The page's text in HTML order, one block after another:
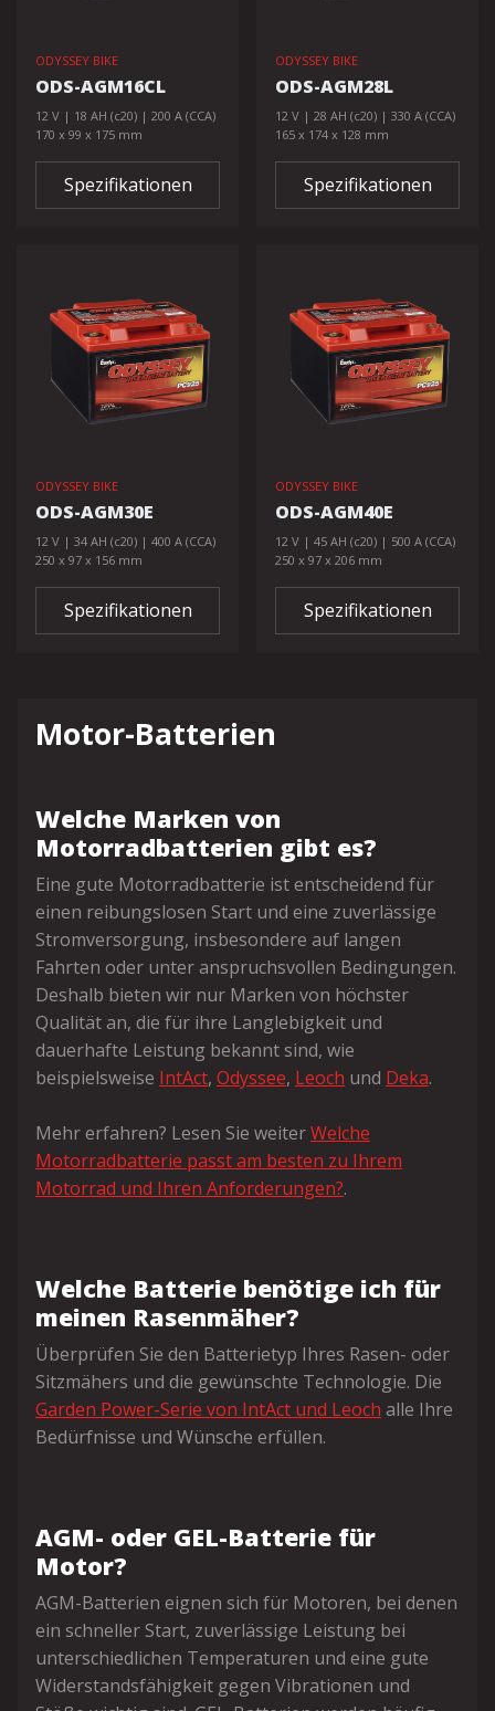
ODYSSEY BIKE
ODS-AGM16CL
12 V | 18 AH (c20) | 200 A (CCA)
170 x 99 x 175 mm
Spezifikationen
ODYSSEY BIKE
ODS-AGM28L
12 V | 28 AH (c20) | 330 A (CCA)
165 x 174 x 128 mm
Spezifikationen
ODYSSEY BIKE
ODS-AGM30E
12 V | 34 AH (c20) | 400 A (CCA)
250 x 97 x 156 mm
Spezifikationen
ODYSSEY BIKE
ODS-AGM40E
12 V | 45 AH (c20) | 500 A (CCA)
250 x 97 x 206 mm
Spezifikationen
Motor-Batterien
Welche Marken von
Motorradbatterien gibt es?
Eine gute Motorradbatterie ist entscheidend für
einen reibungslosen Start und eine zuverlässige
Stromversorgung, insbesondere auf langen
Fahrten oder unter anspruchsvollen Bedingungen.
Deshalb bieten wir nur Marken von höchster
Qualität an, die für ihre Langlebigkeit und
dauerhafte Leistung bekannt sind, wie
beispielsweise IntAct, Odyssee, Leoch und Deka.
Mehr erfahren? Lesen Sie weiterWelche
Motorradbatterie passt am besten zu Ihrem
Motorrad und Ihren Anforderungen?.
Welche Batterie benötige ich für
meinen Rasenmäher?
Überprüfen Sie den Batterietyp Ihres Rasen- oder
Sitzmähers und die gewünschte Technologie. Die
Garden Power-Serie von IntAct und Leoch alle Ihre
Bedürfnisse und Wünsche erfüllen.
AGM- oder GEL-Batterie für
Motor?
AGM-Batterien eignen sich für Motoren, bei denen
ein schneller Start, zuverlässige Leistung bei
unterschiedlichen Temperaturen und eine gute
Widerstandsfähigkeit gegen Vibrationen und